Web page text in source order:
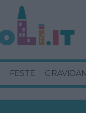
FESTE